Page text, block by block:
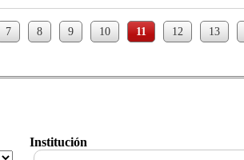
7 8 9 10 11 12 13
Institución